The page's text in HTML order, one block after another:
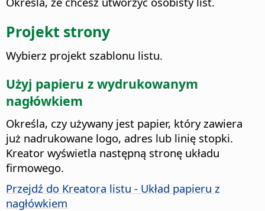
Projekt strony
Wybierz projekt szablonu listu.
Użyj papieru z wydrukowanym
nagłówkiem
Określa, czy używany jest papier, który zawiera
już nadrukowane logo, adres lub linię stopki.
Kreator wyświetla następną stronę układu
firmowego.
Przejdź do Kreatora listu - Układ papieru z
nagłówkiem